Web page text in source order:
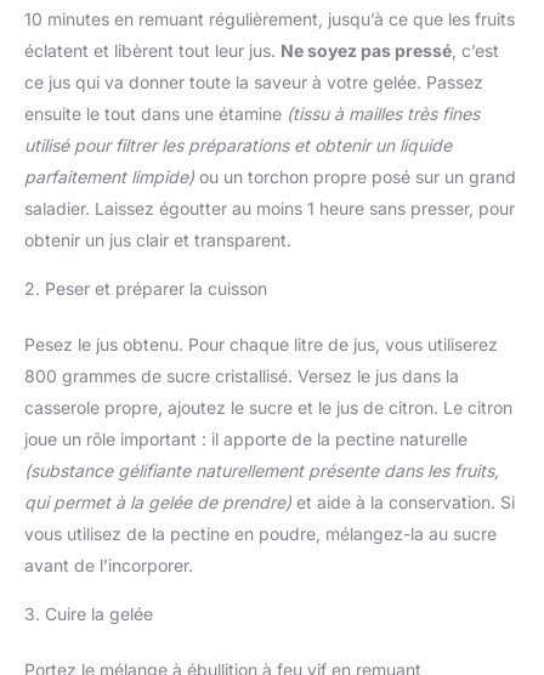
10 minutes en remuant régulièrement, jusqu’à ce que les fruits
éclatent et libèrent tout leur jus. Ne soyez pas pressé , c’est
ce jus qui va donner toute la saveur à votre gelée. Passez
ensuite le tout dans une étamine (tissu à mailles très fines
utilisé pour filtrer les préparations et obtenir un liquide
parfaitement limpide) ou un torchon propre posé sur un grand
saladier. Laissez égoutter au moins 1 heure sans presser, pour
obtenir un jus clair et transparent.
2. Peser et préparer la cuisson
Pesez le jus obtenu. Pour chaque litre de jus, vous utiliserez
800 grammes de sucre cristallisé. Versez le jus dans la
casserole propre, ajoutez le sucre et le jus de citron. Le citron
joue un rôle important : il apporte de la pectine naturelle
(substance gélifiante naturellement présente dans les fruits,
qui permet à la gelée de prendre) et aide à la conservation. Si
vous utilisez de la pectine en poudre, mélangez-la au sucre
avant de l’incorporer.
3. Cuire la gelée
Portez le mélange à ébullition à feu vif en remuant